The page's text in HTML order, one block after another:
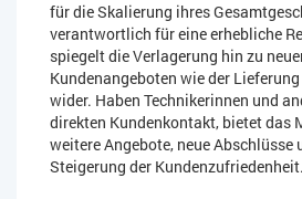
für die Skalierung ihres
verantwortlich für eine erhebliche
spiegelt die Verlagerung hin zu
Kundenangeboten wie der
wider. Haben Technikerinnen und
direkten Kundenkontakt, bietet das
weitere Angebote, neue Abschlüsse
Steigerung der Kundenzufriedenheit.